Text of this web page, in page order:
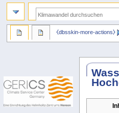
⧼dbsskin-more-actions⧽